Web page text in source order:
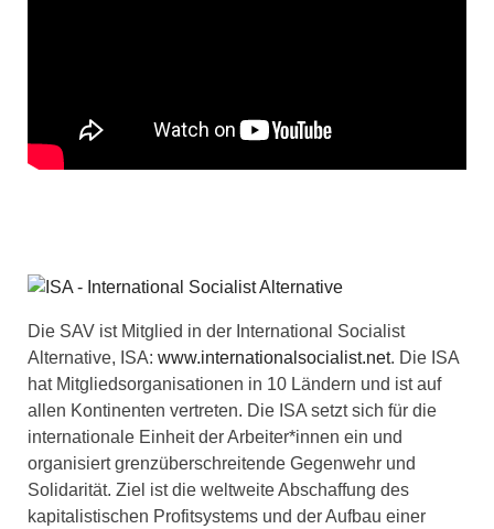
Die SAV ist Mitglied in der International Socialist
Alternative, ISA: www.internationalsocialist.net. Die ISA
hat Mitgliedsorganisationen in 10 Ländern und ist auf
allen Kontinenten vertreten. Die ISA setzt sich für die
internationale Einheit der Arbeiter*innen ein und
organisiert grenzüberschreitende Gegenwehr und
Solidarität. Ziel ist die weltweite Abschaffung des
kapitalistischen Profitsystems und der Aufbau einer